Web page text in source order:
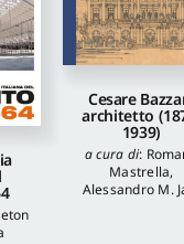
Cesare
architetto
1939)
a cura di:
Mastrella,
Alessandro M.